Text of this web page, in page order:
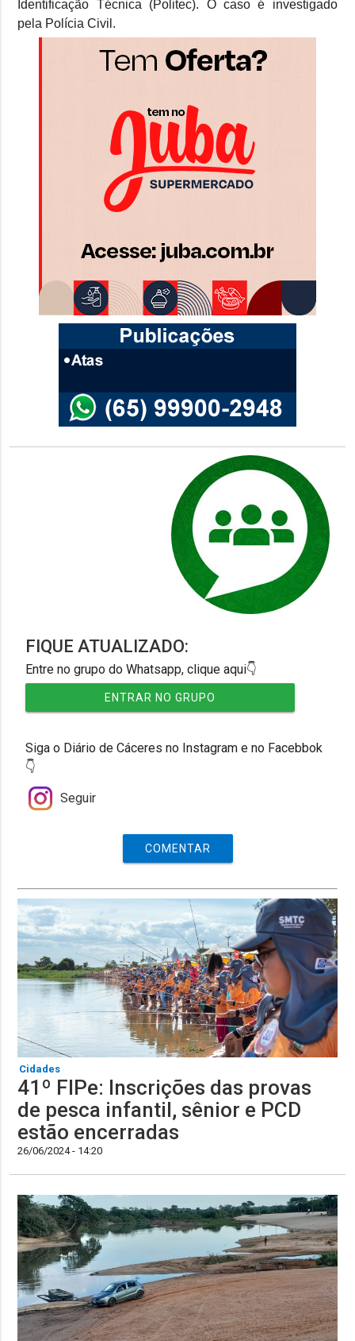
Identificação Técnica (Politec). O caso é investigado
pela Polícia Civil.
FIQUE ATUALIZADO:
Entre no grupo do Whatsapp, clique aqui👇
ENTRAR NO GRUPO
Siga o Diário de Cáceres no Instagram e no Facebbok
👇
Seguir
COMENTAR
Cidades
41º FIPe: Inscrições das provas
de pesca infantil, sênior e PCD
estão encerradas
26/06/2024 - 14:20